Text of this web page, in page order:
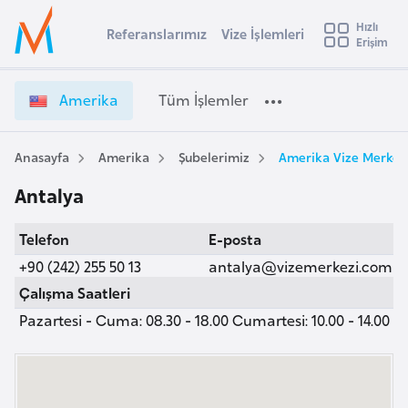
Ülke Seçimi
Başvuru yapmak istediğiniz ülkeyi seçin
Üye
Girişi
m
r
i
k
e
ş
e
e
t
Referanslarımız Vize İşlemleri
Hızlı
Erişim
Amerika Tüm İşlemler
Anasayfa Amerika Şubelerimiz Amerika Vize
Antalya
Telefon
+90 (242) 255 50 13
E-posta
antalya@vizemerkezi.com
Çalışma Saatleri
Pazartesi - Cuma: 08.30 - 18.00 Cumartesi: 10.00 - 14.00
s
t
r
a
v
u
s
t